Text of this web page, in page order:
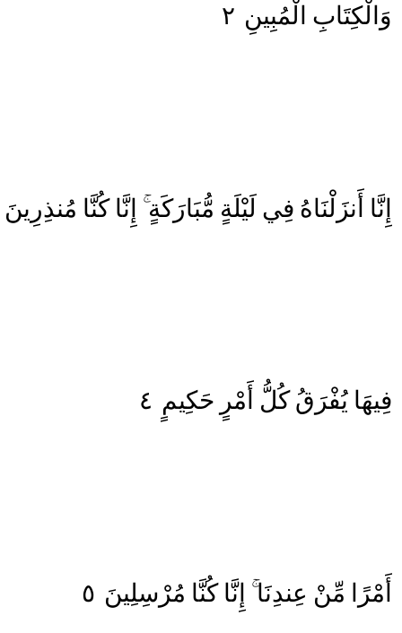
وَالْكِتَابِ الْمُبِينِ ٢
إِنَّا أَنزَلْنَاهُ فِي لَيْلَةٍ مُّبَارَكَةٍ إِنَّا كُنَّا مُنذِرِينَ
فِيهَا يُفْرَقُ كُلُّ أَمْرٍ حَكِيمٍ ٤
أَمْرًا مِّنْ عِندِنَا إِنَّا كُنَّا مُرْسِلِينَ ٥